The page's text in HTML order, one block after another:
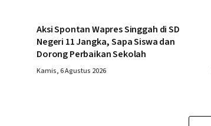
Aksi Spontan Wapres Singgah di SD
Negeri 11 Jangka, Sapa Siswa dan
Dorong Perbaikan Sekolah
Kamis, 6 Agustus 2026